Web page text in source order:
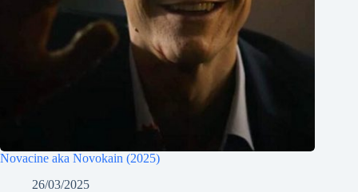
Novacine aka Novokain (2025)
26/03/2025